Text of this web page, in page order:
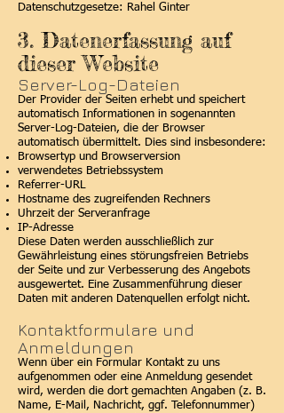
Datenschutzgesetze: Rahel Ginter
3. Datenerfassung auf
dieser Website
Server-Log-Dateien
Der Provider der Seiten erhebt und speichert
automatisch Informationen in sogenannten
Server-Log-Dateien, die der Browser
automatisch übermittelt. Dies sind insbesondere:
Browsertyp und Browserversion
verwendetes Betriebssystem
Referrer-URL
Hostname des zugreifenden Rechners
Uhrzeit der Serveranfrage
IP-Adresse
Diese Daten werden ausschließlich zur
Gewährleistung eines störungsfreien Betriebs
der Seite und zur Verbesserung des Angebots
ausgewertet. Eine Zusammenführung dieser
Daten mit anderen Datenquellen erfolgt nicht.
Kontaktformulare und
Anmeldungen
Wenn über ein Formular Kontakt zu uns
aufgenommen oder eine Anmeldung gesendet
wird, werden die dort gemachten Angaben (z. B.
Name, E-Mail, Nachricht, ggf. Telefonnummer)